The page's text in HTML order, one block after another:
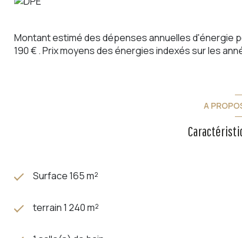
Zone soumise à une obligation légale de
Montant estimé des dépenses annuelles d'énergie
190 € . Prix moyens des énergies indexés sur les
A
Surface 165 m²
terrain 1 240 m²